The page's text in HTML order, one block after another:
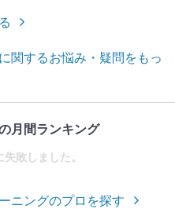
関するお悩み・疑問をもっ
月間ランキング
敗しました。
ニングのプロを探す